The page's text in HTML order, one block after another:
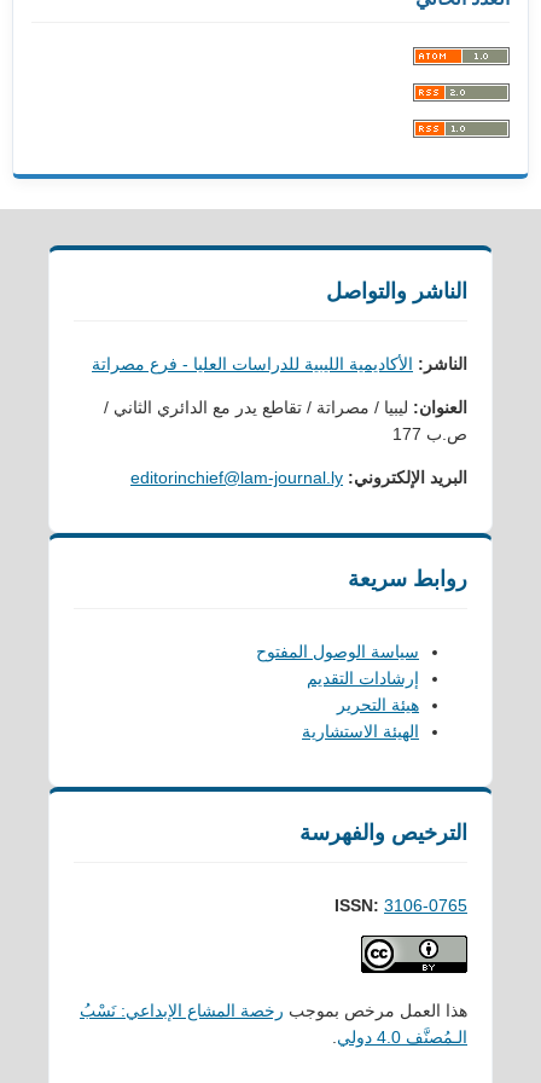
الناشر والتواصل
الناشر: الأكاديمية الليبية للدراسات العليا - فرع مصراتة
العنوان: ليبيا / مصراتة / تقاطع يدر مع الدائري الثاني /
ص.ب 177
البريد الإلكتروني: editorinchief@lam-journal.ly
روابط سريعة
سياسة الوصول المفتوح
إرشادات التقديم
هيئة التحرير
الهيئة الاستشارية
الترخيص والفهرسة
ISSN: 3106-0765
هذا العمل مرخص بموجب رخصة المشاع الإبداعي: نَسْبُ
الـمُصنَّف 4.0 دولي